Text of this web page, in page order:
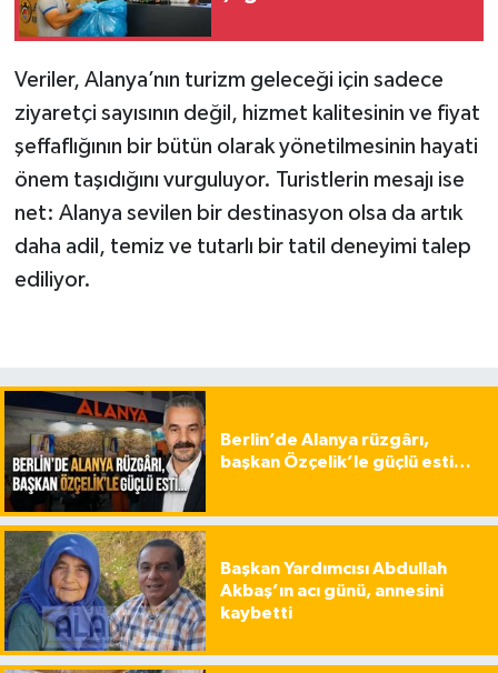
Veriler, Alanya’nın turizm geleceği için sadece
ziyaretçi sayısının değil, hizmet kalitesinin ve fiyat
şeffaflığının bir bütün olarak yönetilmesinin hayati
önem taşıdığını vurguluyor. Turistlerin mesajı ise
net: Alanya sevilen bir destinasyon olsa da artık
daha adil, temiz ve tutarlı bir tatil deneyimi talep
ediliyor.
Berlin’de Alanya rüzgârı,
başkan Özçelik’le güçlü esti…
Başkan Yardımcısı Abdullah
Akbaş’ın acı günü, annesini
kaybetti